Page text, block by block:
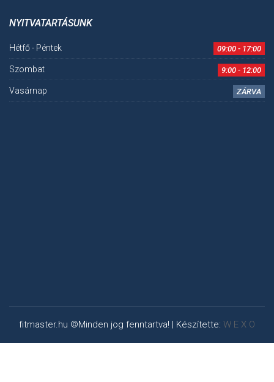
NYITVATARTÁSUNK
Hétfő - Péntek 09:00 - 17:00
Szombat 9:00 - 12:00
Vasárnap ZÁRVA
fitmaster.hu ©Minden jog fenntartva! | Készítette: W E X O